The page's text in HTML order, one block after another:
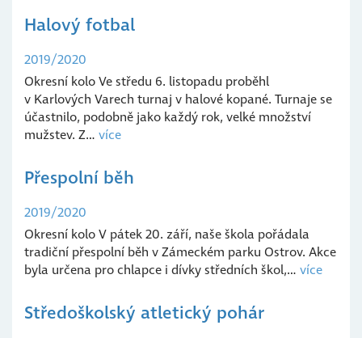
Halový fotbal
2019/2020
Okresní kolo Ve středu 6. listopadu proběhl
v Karlových Varech turnaj v halové kopané. Turnaje se
účastnilo, podobně jako každý rok, velké množství
mužstev. Z… více
Přespolní běh
2019/2020
Okresní kolo V pátek 20. září, naše škola pořádala
tradiční přespolní běh v Zámeckém parku Ostrov. Akce
byla určena pro chlapce i dívky středních škol,… více
Středoškolský atletický pohár